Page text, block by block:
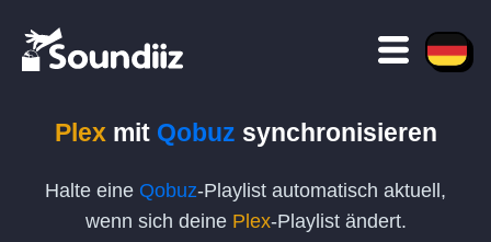
Plex mit Qobuz synchronisieren
Halte eine Qobuz-Playlist automatisch aktuell,
wenn sich deine Plex-Playlist ändert.